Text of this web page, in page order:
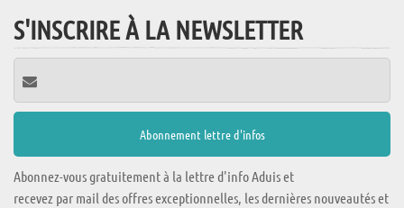
S'INSCRIRE À LA NEWSLETTER
Abonnez-vous gratuitement à la lettre d'info Aduis et
recevez par mail des offres exceptionnelles, les dernières nouveautés et